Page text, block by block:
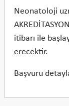
Neonatoloji
itibarı ile
erecektir.
Başvuru